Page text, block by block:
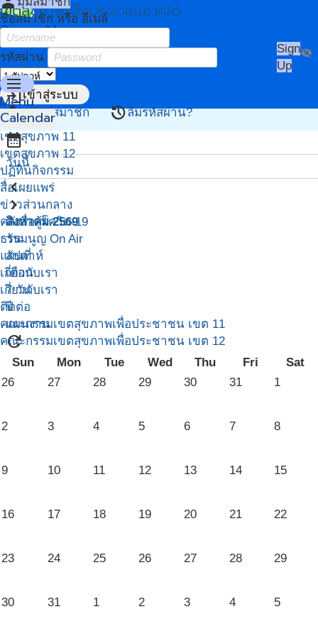
เขตสุขภาพเพื่อประชาชนภาคใต้
Owner Menu
ชื่อสมาชิก หรือ อีเมล์
รหัสผ่าน visibility_off
loginเข้าสู่ระบบ
person_addสมัครสมาชิก restoreลืมรหัสผ่าน?
Sign
Up
menu
Menu
หน้าแรก
เขตสุขภาพ 11
เขตสุขภาพ 12
ปฏิทินกิจกรรม
สื่อเผยแพร่
ข่าวส่วนกลาง
คลังสื่อสู้โควิด-19
ธรรมนูญ On Air
แผนที่
เกี่ยวกับเรา
เกี่ยวกับเรา
ติดต่อ
คณะกรรมเขตสุขภาพเพื่อประชาชน เขต 11
คณะกรรมเขตสุขภาพเพื่อประชาชน เขต 12
Calendar
calendar_month
วันนี้
navigate_before
navigate_next
สิงหาคม 2569
วัน
สัปดาห์
เดือน
7 วัน
ปี
แผนงาน
refresh
Sun Mon Tue Wed Thu Fri
Sat
26
27 28 29 30 31 1
2 3 4 5 6 7 8
9 10 11 12 13 14 15
16 17 18 19 20 21 22
23 24 25 26 27 28 29
30 31 1 2 3 4 5